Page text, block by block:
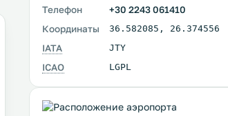
Телефон
+30 2243 061410
Координаты
36.582085 , 26.374556
IATA JTY
ICAO LGPL